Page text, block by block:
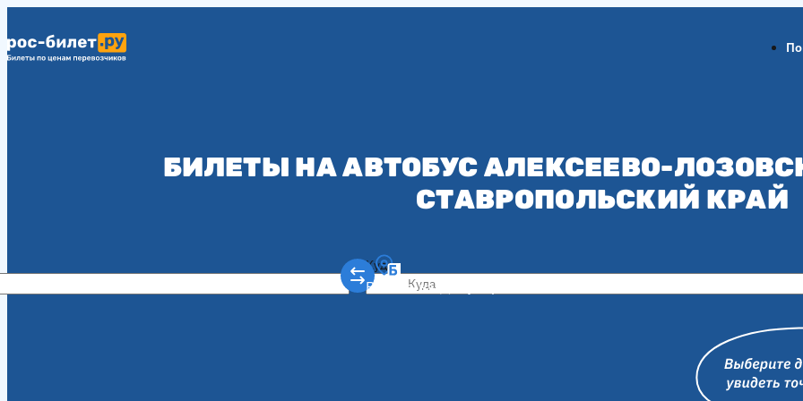
БИЛЕТЫ НА АВТОБУС АЛЕКСЕЕВО-
СТАВРОПОЛЬСКИЙ КРАЙ
Куда
Ростов-на-Дону